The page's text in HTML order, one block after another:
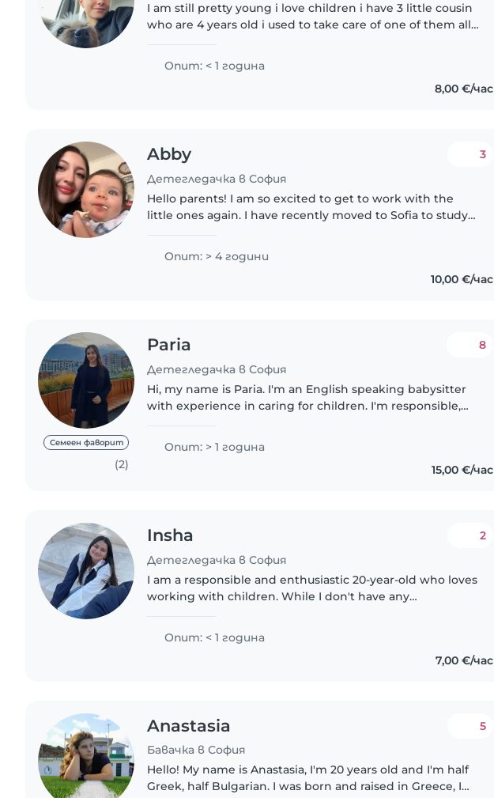
I am still pretty young i love children i have 3 little cousin
who are 4 years old i used to take care of one of them all
Опит: < 1 година
8,00 €/час
Abby
Детегледачка в София
3
Hello parents! I am so excited to get to work with the
little ones again. I have recently moved to Sofia to study
Опит: > 4 години
10,00 €/час
Семеен фаворит
(2)
Paria
Детегледачка в София
8
Hi, my name is Paria. I'm an English speaking babysitter
with experience in caring for children. I'm responsible,
Опит: > 1 година
15,00 €/час
Insha
Детегледачка в София
2
I am a responsible and enthusiastic 20-year-old who loves
working with children. While I don't have any
Опит: < 1 година
7,00 €/час
Anastasia
Бавачка в София
5
Hello! My name is Anastasia, I'm 20 years old and I'm half
Greek, half Bulgarian. I was born and raised in Greece, I